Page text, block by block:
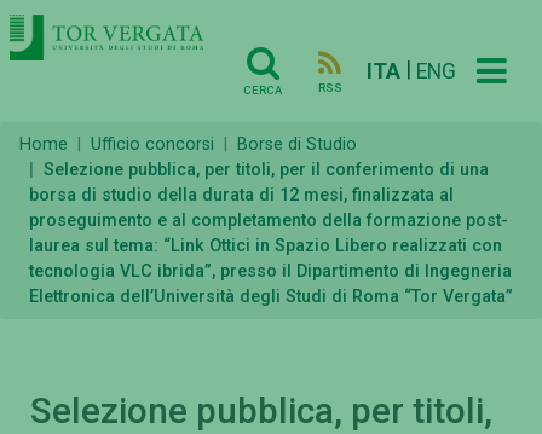
CERCA RSS
ITA ENG
Home Ufficio concorsi
Borse di Studio
Selezione pubblica, per titoli, per il conferimento di una
borsa di studio della durata di 12 mesi, finalizzata al
proseguimento e al completamento della formazione post-
laurea sul tema: “Link Ottici in Spazio Libero realizzati con
tecnologia VLC ibrida”, presso il Dipartimento di Ingegneria
Elettronica dell’Università degli Studi di Roma “Tor Vergata”
Selezione pubblica, per titoli,